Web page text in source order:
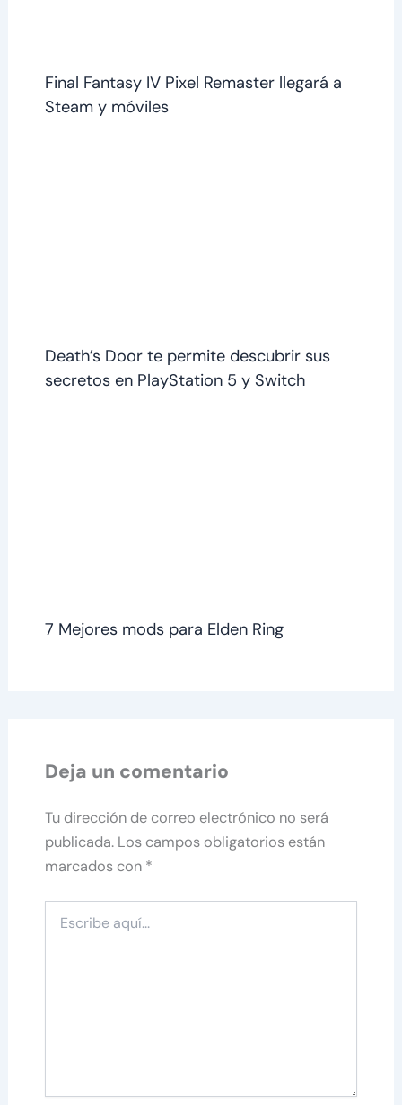
Final Fantasy IV Pixel Remaster llegará a
Steam y móviles
Death’s Door te permite descubrir sus
secretos en PlayStation 5 y Switch
7 Mejores mods para Elden Ring
Deja un comentario
Tu dirección de correo electrónico no será
publicada. Los campos obligatorios están
marcados con *
aquí...